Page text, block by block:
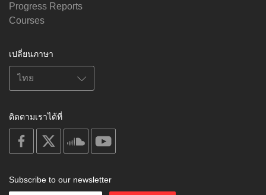
Progress Reports
Courses
เปลี่ยนภาษา
ติดตามเราได้ที่
on
facebook
soundcloud
Subscribe to our newsletter